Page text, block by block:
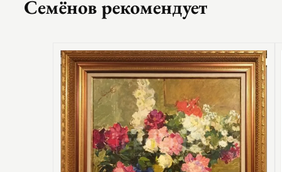
Семёнов рекомендует